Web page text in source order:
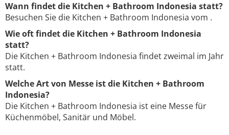
Wann findet die Kitchen + Bathroom Indonesia statt?
Besuchen Sie die Kitchen + Bathroom Indonesia vom .
Wie oft findet die Kitchen + Bathroom Indonesia
statt?
Die Kitchen + Bathroom Indonesia findet zweimal im Jahr
statt.
Welche Art von Messe ist die Kitchen + Bathroom
Indonesia?
Die Kitchen + Bathroom Indonesia ist eine Messe für
Küchenmöbel, Sanitär und Möbel.